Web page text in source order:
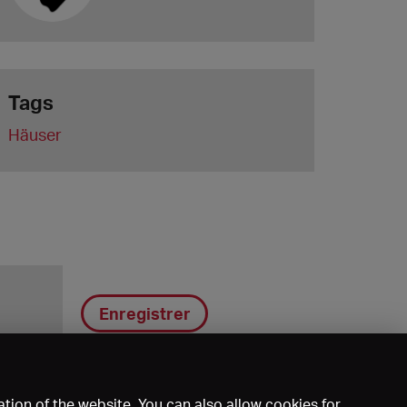
Tags
Häuser
Enregistrer